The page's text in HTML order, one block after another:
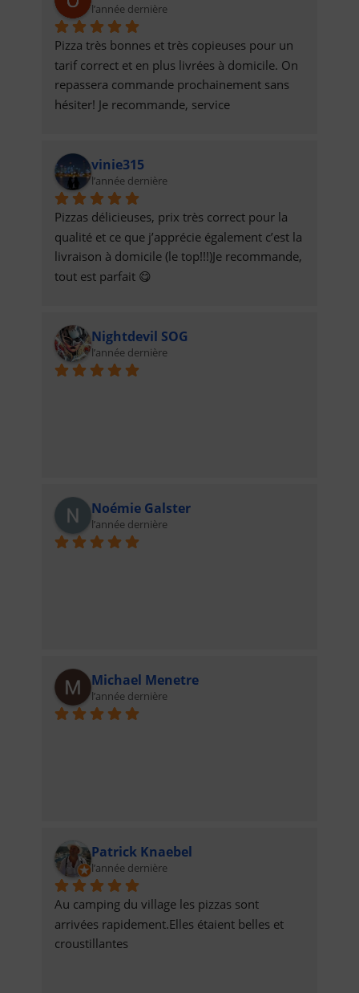
l’année dernière
Pizza très bonnes et très copieuses pour un
tarif correct et en plus livrées à domicile. On
repassera commande prochainement sans
hésiter! Je recommande, service
vinie315
l’année dernière
Pizzas délicieuses, prix très correct pour la
qualité et ce que j’apprécie également c’est la
livraison à domicile (le top!!!)Je recommande,
tout est parfait 😋
Nightdevil SOG
l’année dernière
Noémie Galster
l’année dernière
Michael Menetre
l’année dernière
Patrick Knaebel
l’année dernière
Au camping du village les pizzas sont
arrivées rapidement.Elles étaient belles et
croustillantes